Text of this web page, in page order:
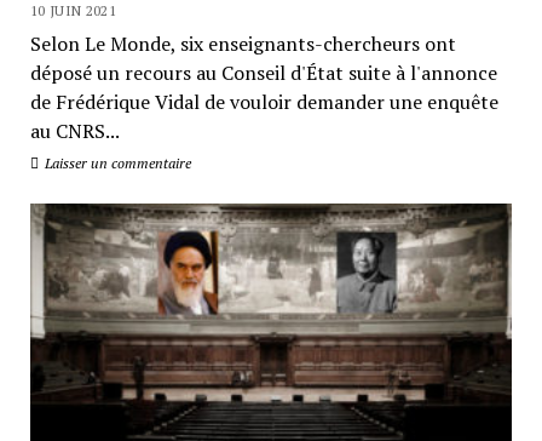
10 JUIN 2021
Selon Le Monde, six enseignants-chercheurs ont
déposé un recours au Conseil d'État suite à l'annonce
de Frédérique Vidal de vouloir demander une enquête
au CNRS...
Laisser un commentaire